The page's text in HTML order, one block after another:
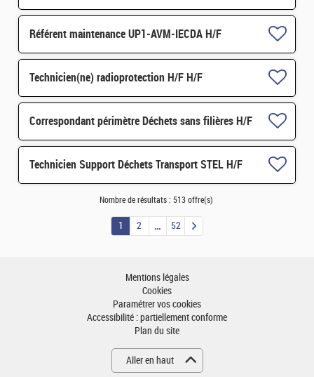
Référent maintenance UP1-AVM-IECDA H/F
Technicien(ne) radioprotection H/F H/F
Correspondant périmètre Déchets sans filières H/F
Technicien Support Déchets Transport STEL H/F
Nombre de résultats : 513 offre(s)
1 2 52
Mentions légales
Cookies
Paramétrer vos cookies
Accessibilité : partiellement conforme
Plan du site
Aller en haut